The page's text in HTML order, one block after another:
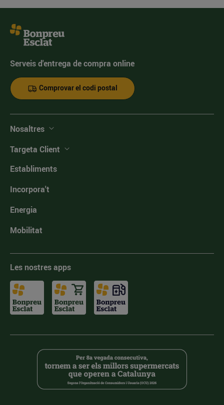
Serveis d'entrega de compra online
Comprovar el codi postal
Nosaltres
Targeta Client
Establiments
Incorpora't
Energia
Mobilitat
Les nostres apps